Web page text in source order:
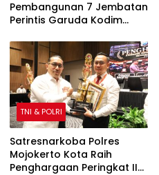
Pembangunan 7 Jembatan
Perintis Garuda Kodim
Tahap Akhir
TNI & POLRI
Satresnarkoba Polres
Mojokerto Kota Raih
Penghargaan Peringkat II